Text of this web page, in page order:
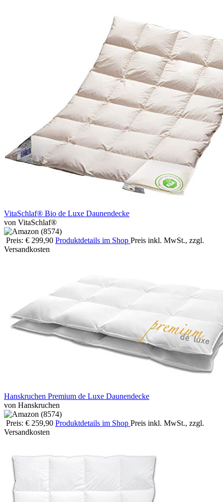
VitaSchlaf® Bio de Luxe Daunendecke
von VitaSchlaf®
Preis: € 299,90 Produktdetails im Shop Preis inkl. MwSt., zzgl.
Versandkosten
Hanskruchen Premium de Luxe Daunendecke
von Hanskruchen
Preis: € 259,90 Produktdetails im Shop Preis inkl. MwSt., zzgl.
Versandkosten